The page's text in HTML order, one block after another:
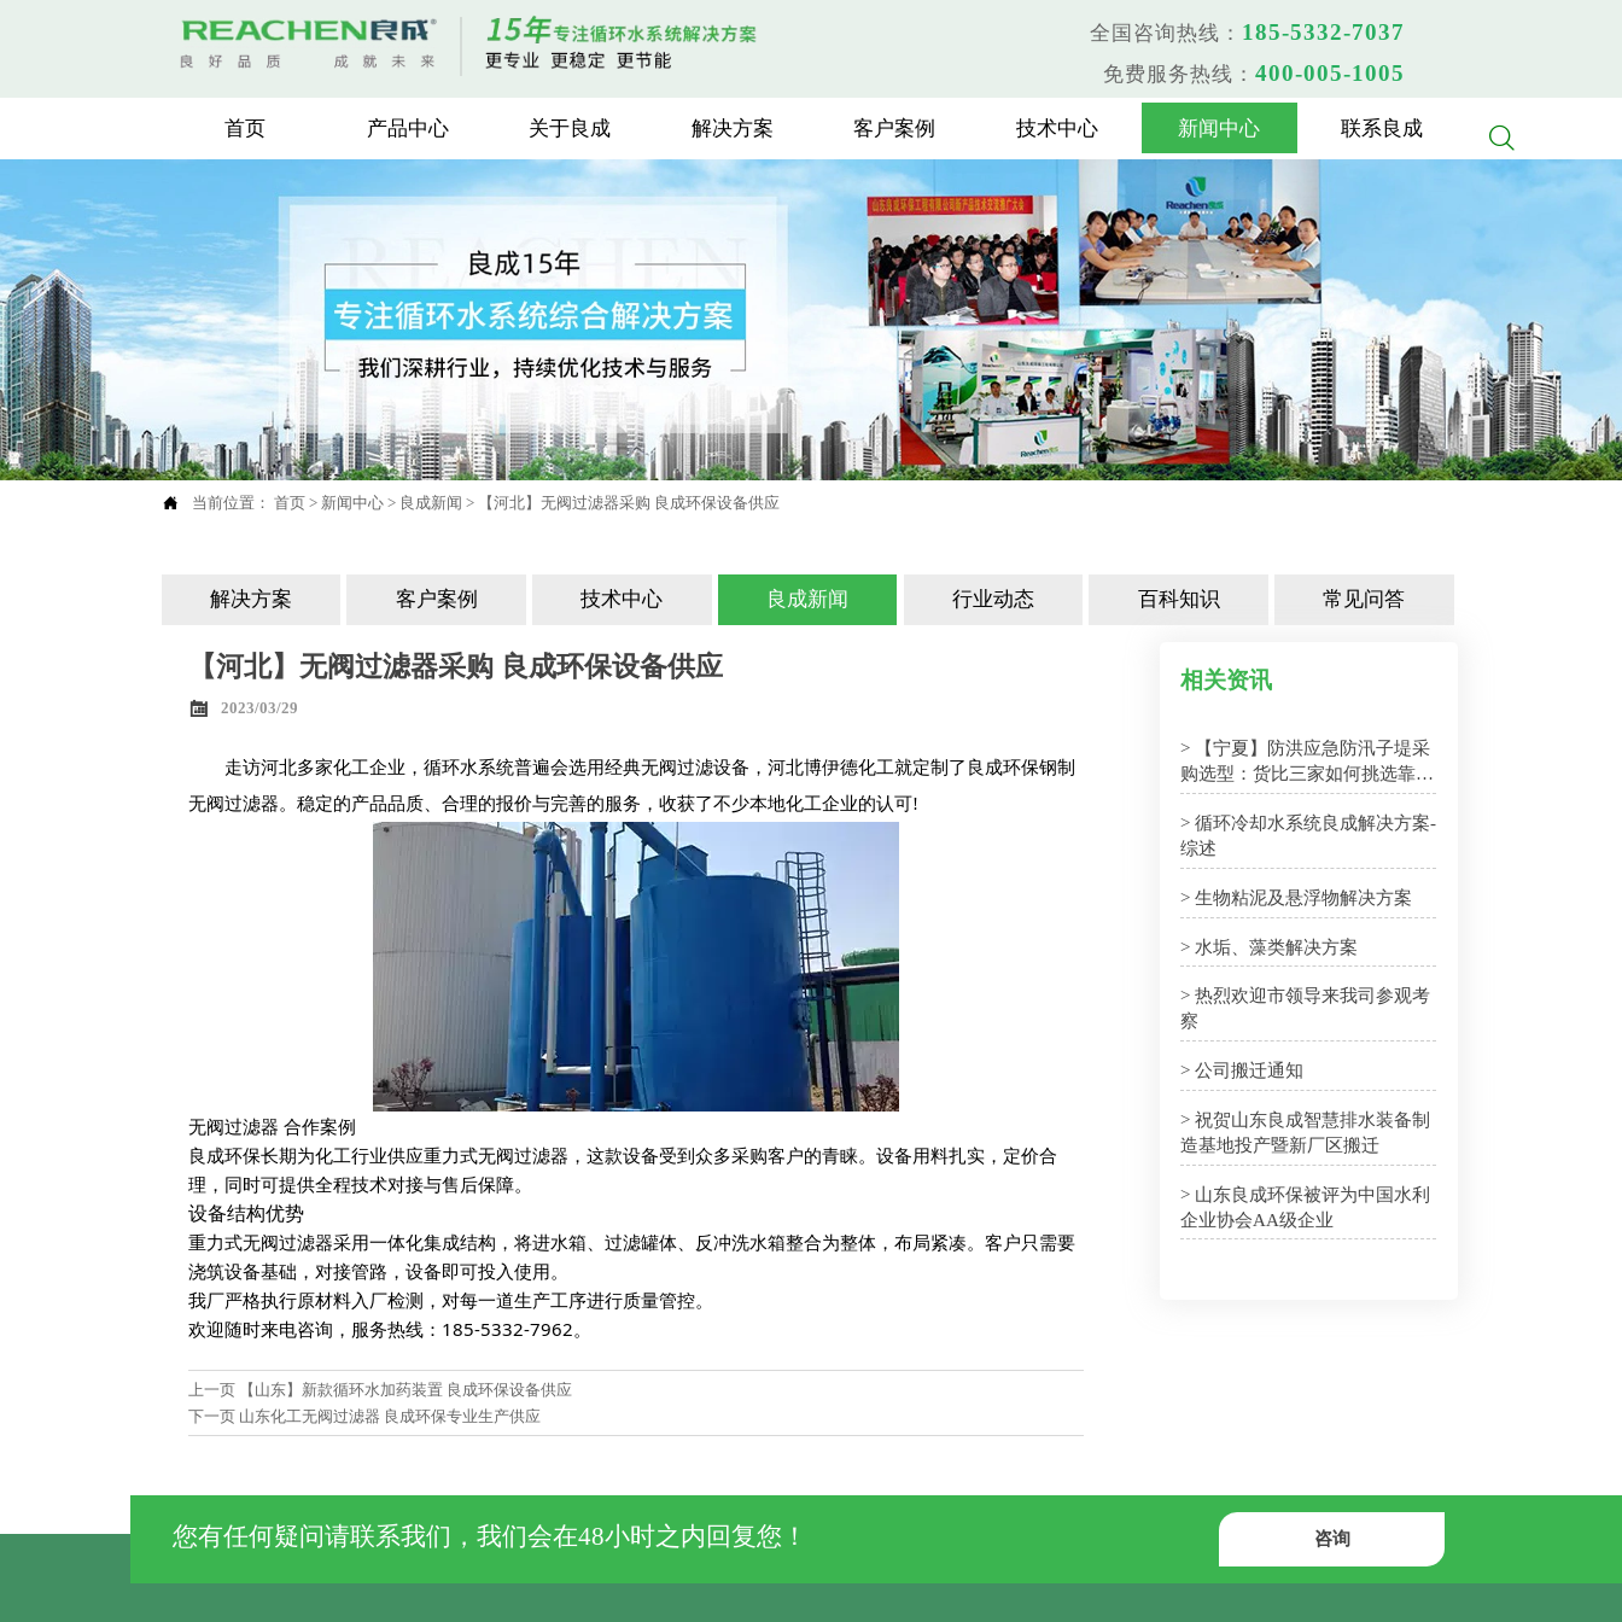
全国咨询热线： 185-5332-7037
免费服务热线： 400-005-1005
首页 产品中心 关于良成 解决方案 客户案例 技术中心 新闻中心 联系良成 
 当前位置：首页 > 新闻中心 > 良成新闻 > 【河北】无阀过滤器采购 良成环保设备供应
解决方案 客户案例 技术中心 良成新闻 行业动态 百科知识 常见问答
【河北】无阀过滤器采购 良成环保设备供应
 2023/03/29
走访河北多家化工企业，循环水系统普遍会选用经典无阀过滤设备，河北博伊德化工就定制了良成环保钢制
无阀过滤器。稳定的产品品质、合理的报价与完善的服务，收获了不少本地化工企业的认可!
无阀过滤器 合作案例
良成环保长期为化工行业供应重力式无阀过滤器，这款设备受到众多采购客户的青睐。设备用料扎实，定价合
理，同时可提供全程技术对接与售后保障。
设备结构优势
重力式无阀过滤器采用一体化集成结构，将进水箱、过滤罐体、反冲洗水箱整合为整体，布局紧凑。客户只需要
浇筑设备基础，对接管路，设备即可投入使用。
我厂严格执行原材料入厂检测，对每一道生产工序进行质量管控。
欢迎随时来电咨询，服务热线：185-5332-7962。
上一页
【山东】新款循环水加药装置 良成环保设备供应
下一页 山东化工无阀过滤器 良成环保专业生产供应
相关资讯
> 【宁夏】防洪应急防汛子堤采
购选型：货比三家如何挑选靠谱
厂家
> 循环冷却水系统良成解决方案-
综述
> 生物粘泥及悬浮物解决方案
> 水垢、藻类解决方案
> 热烈欢迎市领导来我司参观考
察
> 公司搬迁通知
> 祝贺山东良成智慧排水装备制
造基地投产暨新厂区搬迁
> 山东良成环保被评为中国水利
企业协会AA级企业
您有任何疑问请联系我们，我们会在48小时之内回复您！ 咨询